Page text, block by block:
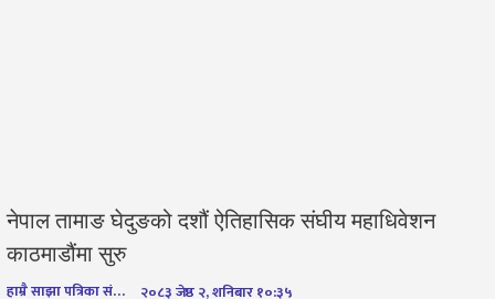
नेपाल तामाङ घेदुङको दशौं ऐतिहासिक संघीय महाधिवेशन
काठमाडौंमा सुरु
हाम्रै साझा पत्रिका संवाददाता २०८३ जेष्ठ २, शनिबार १०:३५